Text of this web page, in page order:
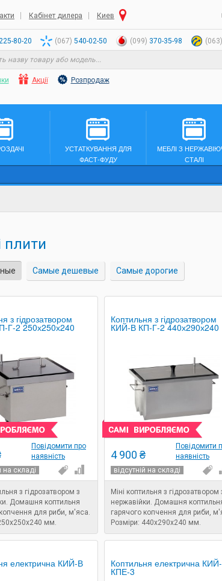
Кабінет дилера Киев
80-20 (067) 540-02-50 (099) 370-35-98 (063)
Акції Розпродаж
УСТАТКУВАННЯ ДЛЯ
ФАСТ-ФУДУ
МЕБЛІ З
СТАЛІ
плити
Самые дешевые Самые дорогие
з гідрозатвором
Г-2 250х250х240
Повідомити про
наявність
на складі
з гідрозатвором з
Домашня коптильня
для риби, м'яса.
мм.
Коптильня з гідрозатвором
КИЙ-В КП-Г-2 440х290х240
Повідомити
наявність
4 900 ₴
відсутній на складі
Міні коптильня з гідрозатвором
нержавійки. Домашня
гарячого копчення для риби,
Розміри: 440х290х240 мм.
електрична КИЙ-В Коптильня електрична
КПЕ-3